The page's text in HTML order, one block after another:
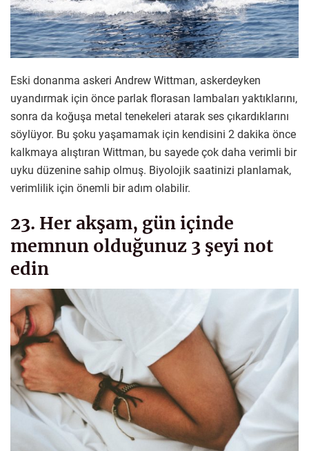
Eski donanma askeri Andrew Wittman, askerdeyken
uyandırmak için önce parlak florasan lambaları yaktıklarını,
sonra da koğuşa metal tenekeleri atarak ses çıkardıklarını
söylüyor. Bu şoku yaşamamak için kendisini 2 dakika önce
kalkmaya alıştıran Wittman, bu sayede çok daha verimli bir
uyku düzenine sahip olmuş. Biyolojik saatinizi planlamak,
verimlilik için önemli bir adım olabilir.
23. Her akşam, gün içinde
memnun olduğunuz 3 şeyi not
edin